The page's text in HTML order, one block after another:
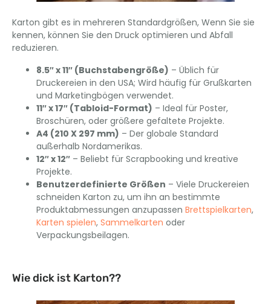
Karton gibt es in mehreren Standardgrößen, Wenn Sie sie
kennen, können Sie den Druck optimieren und Abfall
reduzieren.
8.5″ x 11″ (Buchstabengröße) – Üblich für
Druckereien in den USA; Wird häufig für Grußkarten
und Marketingbögen verwendet.
11″ x 17″ (Tabloid-Format) – Ideal für Poster,
Broschüren, oder größere gefaltete Projekte.
A4 (210 X 297 mm) – Der globale Standard
außerhalb Nordamerikas.
12″ x 12″ – Beliebt für Scrapbooking und kreative
Projekte.
Benutzerdefinierte Größen – Viele Druckereien
schneiden Karton zu, um ihn an bestimmte
Produktabmessungen anzupassen Brettspielkarten,
Karten spielen, Sammelkarten oder
Verpackungsbeilagen.
Wie dick ist Karton??